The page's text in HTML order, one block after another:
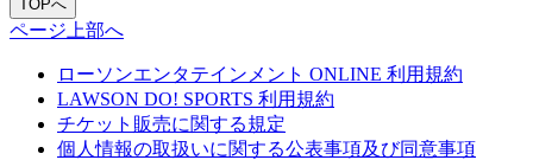
ページ上部へ
ローソンエンタテインメント ONLINE 利用規約
LAWSON DO! SPORTS 利用規約
チケット販売に関する規定
個人情報の取扱いに関する公表事項及び同意事項